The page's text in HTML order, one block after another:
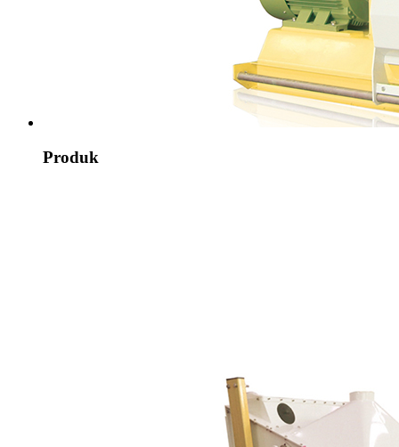
Produk